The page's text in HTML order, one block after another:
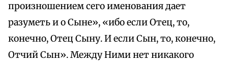
произношением сего именования дает
разуметь и о Сыне», «ибо если Отец, то,
конечно, Отец Сыну. И если Сын, то, конечно,
Отчий Сын». Между Ними нет никакого